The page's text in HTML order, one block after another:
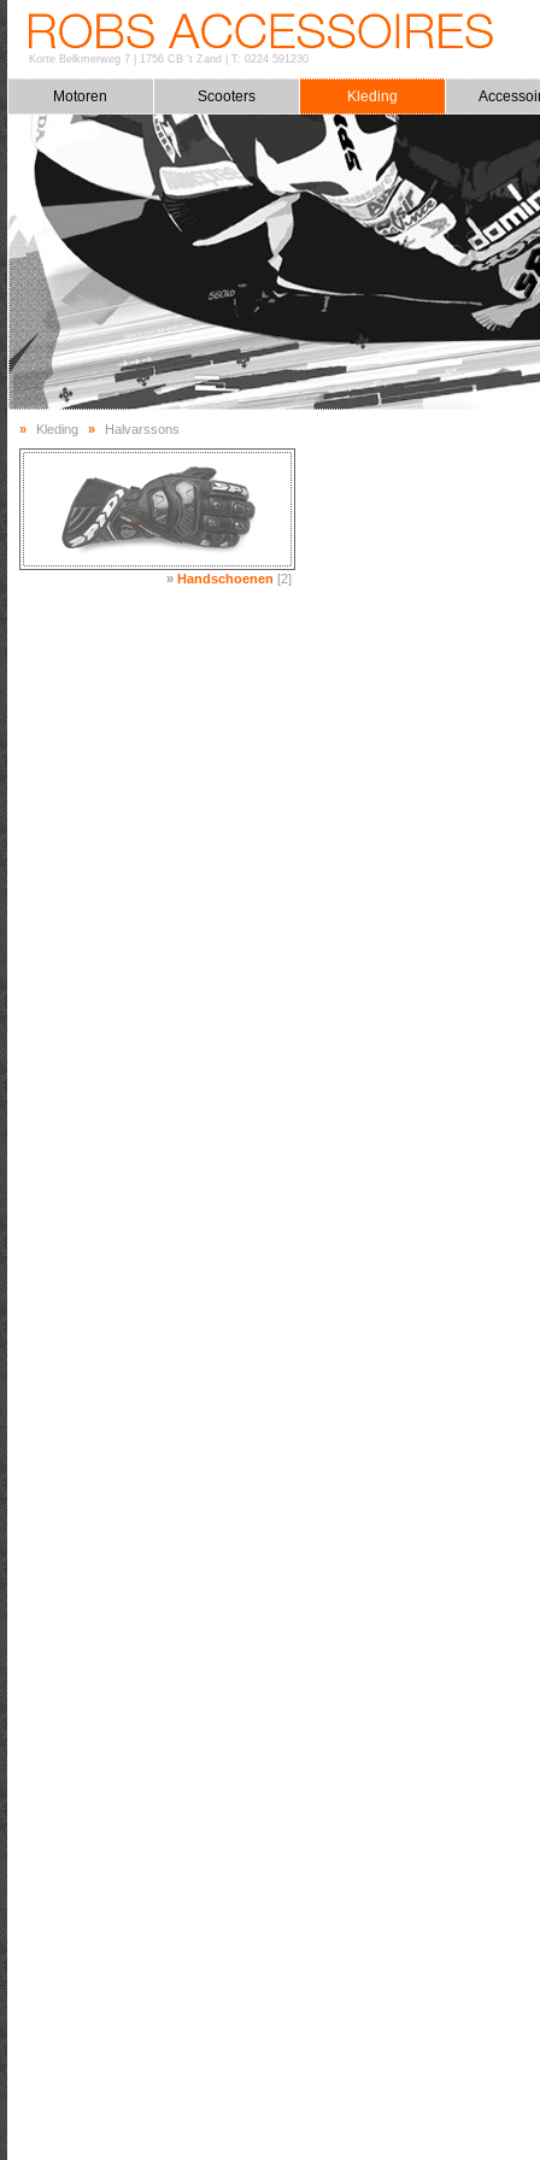
Korte Belkmerweg 7| 1756 CB 't Zand T: 0224 591230
Motoren Scooters Kleding
» Kleding » Halvarssons
»Handschoenen [2]